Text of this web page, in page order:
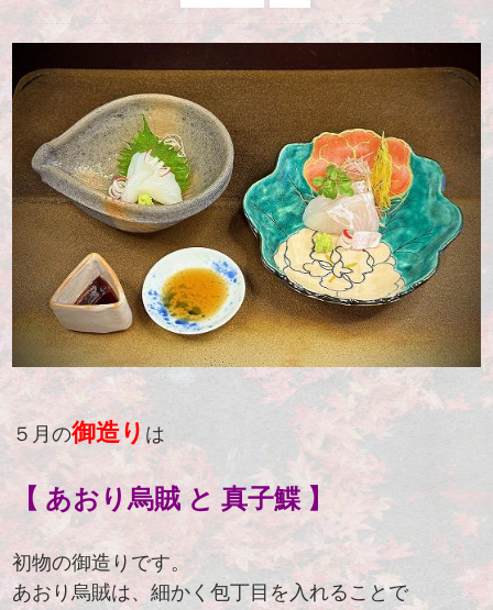
５月の御造り は
【 あおり烏賊 と 真子鰈 】
初物の御造りです。
あおり烏賊は、細かく包丁目を入れることで